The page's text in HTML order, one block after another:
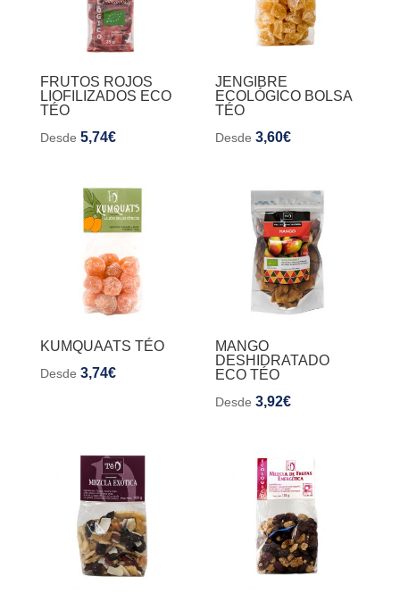
FRUTOS ROJOS
LIOFILIZADOS ECO
TÉO
Desde 5,74€
JENGIBRE
ECOLÓGICO BOLSA
TÉO
Desde3,60€
KUMQUAATS TÉO
Desde 3,74€
MANGO
DESHIDRATADO
ECO TÉO
Desde3,92€